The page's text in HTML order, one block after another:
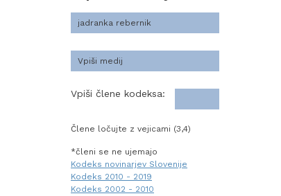
Vpiši člene kodeksa:
Člene ločujte z vejicami (3,4)
*členi se ne ujemajo
Kodeks novinarjev Slovenije
Kodeks 2010 - 2019
Kodeks 2002 - 2010